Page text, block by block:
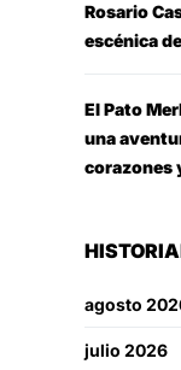
Rosario
escénica
El Pato
una
corazones
agosto
julio 2026